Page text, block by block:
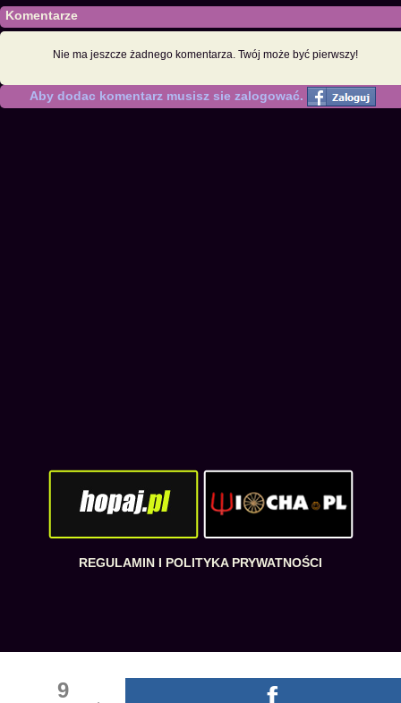
Komentarze
Nie ma jeszcze żadnego komentarza. Twój może być pierwszy!
Aby dodac komentarz musisz sie zalogować.
9
REGULAMIN I POLITYKA PRYWATNOŚCI